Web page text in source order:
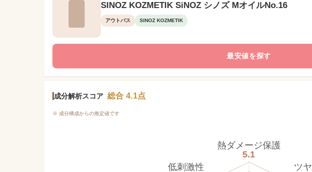
SINOZ KOZMETIK SiNOZ シノズ MオイルNo.16
アウトバス SINOZ KOZMETIK
最安値を探す
成分解析スコア 総合 4.1点
※ 成分構成からの推定値です
熱ダメージ保護
5.1
ツヤ
低刺激性